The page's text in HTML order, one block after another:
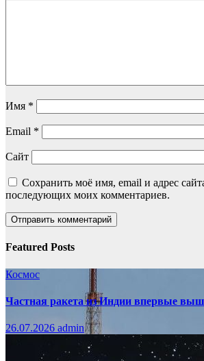
Имя *
Email *
Сайт
Сохранить моё имя, email и адрес
последующих моих комментариев.
Featured Posts
Космос
Частная ракета из Индии впервые
26.07.2026 admin